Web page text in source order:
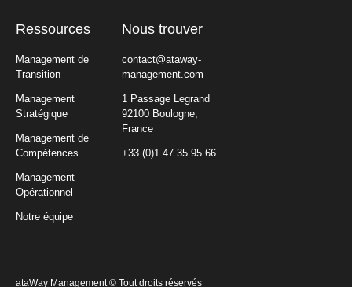
Ressources
Management de
Transition
Management
Stratégique
Management de
Compétences
Management
Opérationnel
Notre équipe
Nous trouver
contact@ataway-
management.com
1 Passage Legrand
92100 Boulogne,
France
+33 (0)1 47 35 95 66
ataWay Management © Tout droits réservés